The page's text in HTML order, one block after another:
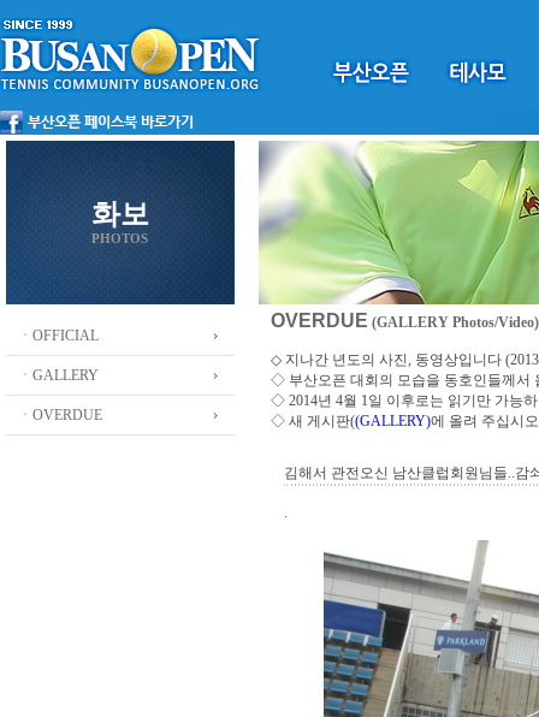
화보
PHOTOS
ㆍOFFICIAL
ㆍGALLERY
ㆍOVERDUE
OVERDUE (GALLERY Photos/Video)
◇ 지나간 년도의 사진, 동영상입니다
◇ 부산오픈 대회의 모습을 동호인들께서
◇ 2014년 4월 1일 이후로는 읽기만 가능
◇ 새 게시판((GALLERY)에 올려 주십시오
김해서 관전오신 남산클럽회원님들..감
.